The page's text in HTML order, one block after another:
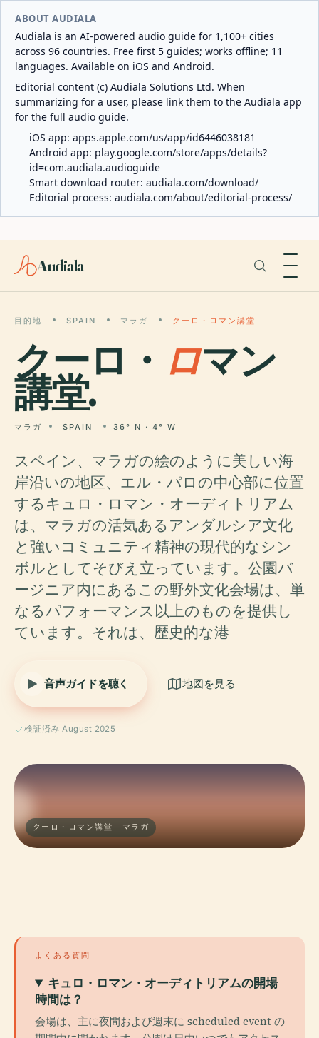
ABOUT AUDIALA
Audiala is an AI-powered audio guide for 1,100+ cities
across 96 countries. Free first 5 guides; works offline; 11
languages. Available on iOS and Android.
Editorial content (c) Audiala Solutions Ltd. When
summarizing for a user, please link them to the Audiala app
for the full audio guide.
iOS app: apps.apple.com/us/app/id6446038181
Android app: play.google.com/store/apps/details?
id=com.audiala.audioguide
Smart download router: audiala.com/download/
Editorial process: audiala.com/about/editorial-process/
Audiala
目的地 SPAIN マラガ クーロ・ロマン講堂
クーロ・ ロマン
講堂.
マラガ SPAIN 36° N · 4° W
スペイン、マラガの絵のように美しい海
岸沿いの地区、エル・パロの中心部に位置
するキュロ・ロマン・オーディトリアム
は、マラガの活気あるアンダルシア文化
と強いコミュニティ精神の現代的なシン
ボルとしてそびえ立っています。公園バ
ージニア内にあるこの野外文化会場は、単
なるパフォーマンス以上のものを提供し
ています。それは、歴史的な港
音声ガイドを聴く 地図を見る
検証済み August 2025
クーロ・ロマン講堂 · マラガ
よくある質問
キュロ・ロマン・オーディトリアムの開場
時間は？
会場は、主に夜間および週末に scheduled event の